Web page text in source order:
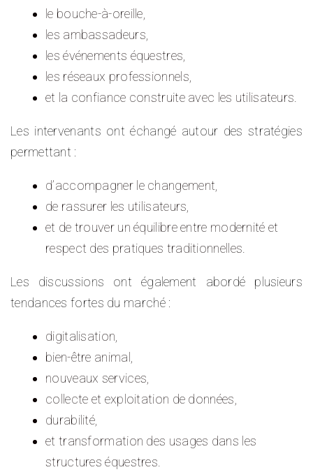
le bouche-à-oreille,
les ambassadeurs,
les événements équestres,
les réseaux professionnels,
et la confiance construite avec les utilisateurs.
Les intervenants ont échangé autour des stratégies
permettant :
d’accompagner le changement,
de rassurer les utilisateurs,
et de trouver un équilibre entre modernité et
respect des pratiques traditionnelles.
Les discussions ont également abordé plusieurs
tendances fortes du marché :
digitalisation,
bien-être animal,
nouveaux services,
collecte et exploitation de données,
durabilité,
et transformation des usages dans les
structures équestres.